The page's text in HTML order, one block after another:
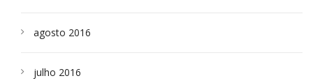
agosto 2016
julho 2016